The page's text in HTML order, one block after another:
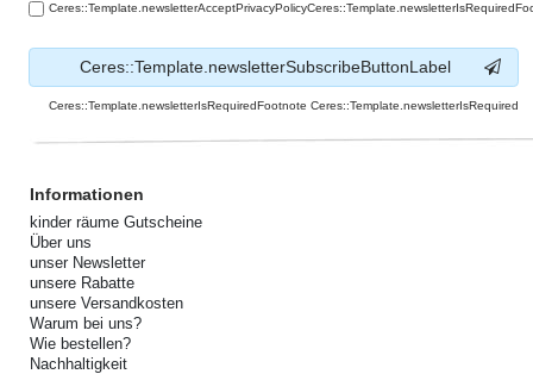
Ceres::Template.newsletterSubscribeButtonLabel
Ceres::Template.newsletterIsRequiredFootnote Ceres::Template.newsletterIsRequired
Informationen
kinder räume Gutscheine
Über uns
unser Newsletter
unsere Rabatte
unsere Versandkosten
Warum bei uns?
Wie bestellen?
Nachhaltigkeit